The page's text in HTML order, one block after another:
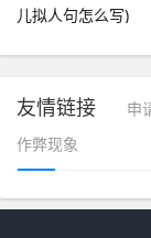
儿拟人句怎么写)
友情链接
申
作弊现象